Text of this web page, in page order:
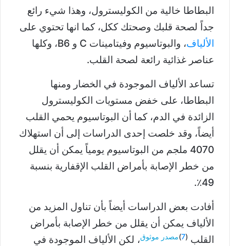
البطاطا خالية من الكوليسترول، وهذا شيء رائع
جداً لصحة قلبك وصحتك ككل، كما انها تحتوي على
الألياف
، والبوتاسيوم وفيتامينات C و B6، وكلها
عناصر غذائية رائعة لصحة القلب.
تساعد الألياف الموجودة في الخضار ومنها
البطاطا، على خفض مستويات الكوليسترول
الزائدة في الدم، كما أن البوتاسيوم يحمي القلب
أيضاً، وقد خلصت إحدى الدراسات إلى أن استهلاك
4070 ملجم من البوتاسيوم يومياً يمكن أن يقلل
من خطر الإصابة بأمراض القلب الإقفارية بنسبة
49٪.
أفادت بعض الدراسات أيضاً بأن تناول المزيد من
الألياف يمكن أن يقلل من خطر الإصابة بأمراض
القلب (
7
)مصدر موثوق، لكن الألياف الموجودة في